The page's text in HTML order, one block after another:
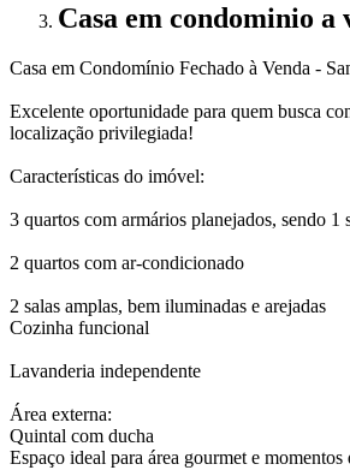
Casa em condominio a
Casa em Condomínio Fechado à Venda -
Excelente oportunidade para quem busca
localização privilegiada!
Características do imóvel:
3 quartos com armários planejados, sendo 1
2 quartos com ar-condicionado
2 salas amplas, bem iluminadas e arejadas
Cozinha funcional
Lavanderia independente
Área externa:
Quintal com ducha
Espaço ideal para área gourmet e momentos